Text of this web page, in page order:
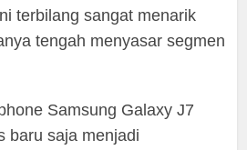
terbilang sangat menarik
tengah menyasar segmen
Samsung Galaxy J7
baru saja menjadi